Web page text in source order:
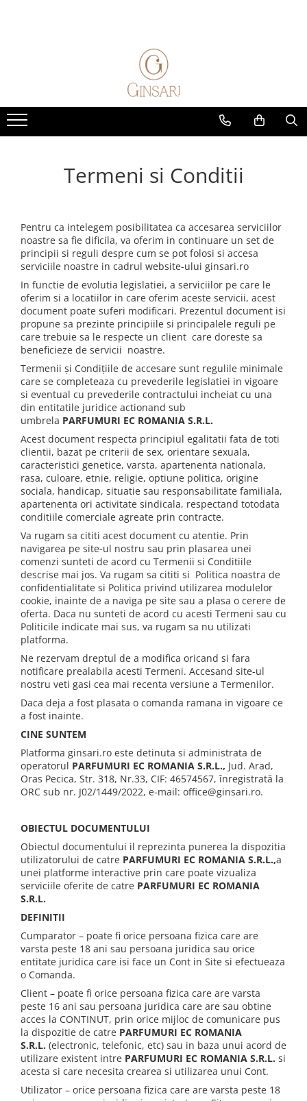
Parfum Nisa
Parfumuri barbati
Parfum Nisa
Parfumuri unisex
Parfum Nisa
Exclusive 5 Elements
Parfumuri Copii
Diverse
Solutii de curatare animale
Termeni si Conditii
Pentru ca intelegem posibilitatea ca accesarea serviciilor
noastre sa fie dificila, va oferim in continuare un set de
principii si reguli despre cum se pot folosi si accesa
serviciile noastre in cadrul website-ului ginsari.ro
In functie de evolutia legislatiei, a serviciilor pe care le
oferim si a locatiilor in care oferim aceste servicii, acest
document poate suferi modificari. Prezentul document isi
propune sa prezinte principiile si principalele reguli pe
care trebuie sa le respecte un client care doreste sa
beneficieze de servicii noastre.
Termenii şi Condiţiile de accesare sunt regulile minimale
care se completeaza cu prevederile legislatiei in vigoare
si eventual cu prevederile contractului incheiat cu una
din entitatile juridice actionand sub
umbrela PARFUMURI EC ROMANIA S.R.L.
Acest document respecta principiul egalitatii fata de toti
clientii, bazat pe criterii de sex, orientare sexuala,
caracteristici genetice, varsta, apartenenta nationala,
rasa, culoare, etnie, religie, optiune politica, origine
sociala, handicap, situatie sau responsabilitate familiala,
apartenenta ori activitate sindicala, respectand totodata
conditiile comerciale agreate prin contracte.
Va rugam sa cititi acest document cu atentie. Prin
navigarea pe site-ul nostru sau prin plasarea unei
comenzi sunteti de acord cu Termenii si Conditiile
descrise mai jos. Va rugam sa cititi si Politica noastra de
confidentialitate si Politica privind utilizarea modulelor
cookie, inainte de a naviga pe site sau a plasa o cerere de
oferta. Daca nu sunteti de acord cu acesti Termeni sau cu
Politicile indicate mai sus, va rugam sa nu utilizati
platforma.
Ne rezervam dreptul de a modifica oricand si fara
notificare prealabila acesti Termeni. Accesand site-ul
nostru veti gasi cea mai recenta versiune a Termenilor.
Daca deja a fost plasata o comanda ramana in vigoare ce
a fost inainte.
CINE SUNTEM
Platforma ginsari.ro este detinuta si administrata de
operatorul PARFUMURI EC ROMANIA S.R.L., Jud. Arad,
Oras Pecica, Str. 318, Nr.33, CIF: 46574567, înregistrată la
ORC sub nr. J02/1449/2022, e-mail: office@ginsari.ro.
OBIECTUL DOCUMENTULUI
Obiectul documentului il reprezinta punerea la dispozitia
utilizatorului de catre PARFUMURI EC ROMANIA S.R.L.,a
unei platforme interactive prin care poate vizualiza
serviciile oferite de catre PARFUMURI EC ROMANIA
S.R.L.
DEFINITII
Cumparator – poate fi orice persoana fizica care are
varsta peste 18 ani sau persoana juridica sau orice
entitate juridica care isi face un Cont in Site si efectueaza
o Comanda.
Client – poate fi orice persoana fizica care are varsta
peste 16 ani sau persoana juridica care are sau obtine
acces la CONTINUT, prin orice mijloc de comunicare pus
la dispozitie de catre PARFUMURI EC ROMANIA
S.R.L. (electronic, telefonic, etc) sau in baza unui acord de
utilizare existent intre PARFUMURI EC ROMANIA S.R.L. si
acesta si care necesita crearea si utilizarea unui Cont.
Utilizator – orice persoana fizica care are varsta peste 18